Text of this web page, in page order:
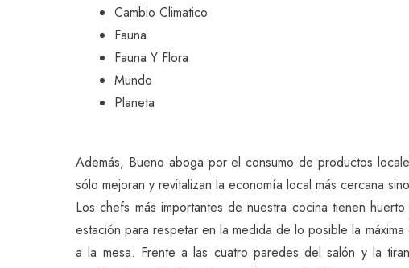
Cambio Climatico
Fauna
Fauna Y Flora
Mundo
Planeta
Además, Bueno aboga por el consumo de productos
sólo mejoran y revitalizan la economía local más cercana
Los chefs más importantes de nuestra cocina tienen
estación para respetar en la medida de lo posible la
a la mesa. Frente a las cuatro paredes del salón y la